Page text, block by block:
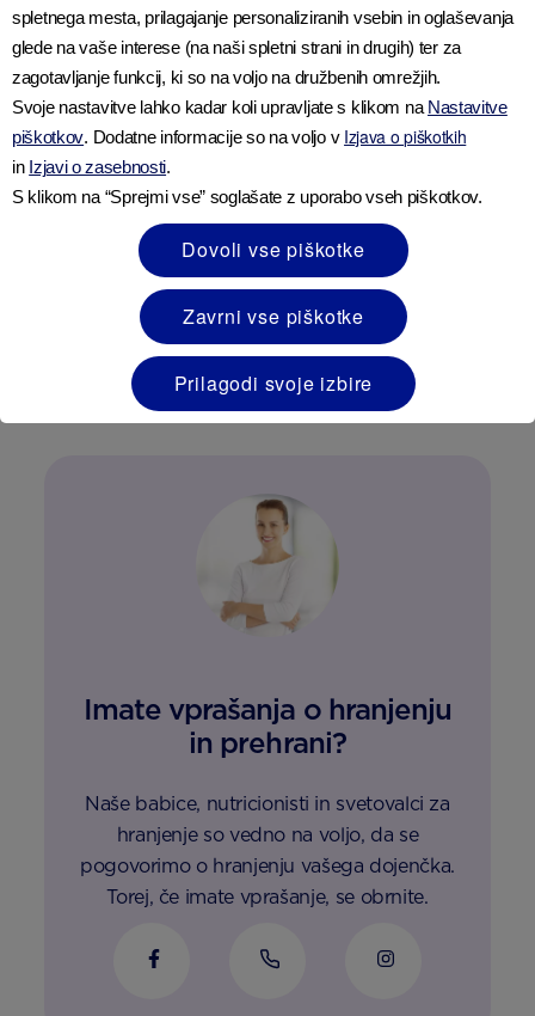
Vitamini in minerali v prehrani
malčka | AptaClub
Preberite več o nekaterih ključnih hranilnih
snoveh, ki podpirajo razvoj vašega malčka, ko
raste, se uči in raziskuje.
Imate vprašanja o hranjenju
in prehrani?
Naše babice, nutricionisti in svetovalci za
hranjenje so vedno na voljo, da se
pogovorimo o hranjenju vašega dojenčka.
Torej, če imate vprašanje, se obrnite.
spletnega mesta, prilagajanje personaliziranih vsebin in oglaševanja
glede na vaše interese (na naši spletni strani in drugih) ter za
zagotavljanje funkcij, ki so na voljo na družbenih omrežjih.
Svoje nastavitve lahko kadar koli upravljate s klikom na Nastavitve
piškotkov. Dodatne informacije so na voljo v Izjava o piškotkih
in Izjavi o zasebnosti.
S klikom na “Sprejmi vse” soglašate z uporabo vseh piškotkov.
Dovoli vse piškotke
Zavrni vse piškotke
Prilagodi svoje izbire